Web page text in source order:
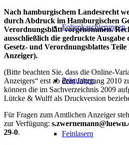
Folienkaschierungen
Prägungen
Feinlasern
Nach hamburgischem Landesrecht
durch Abdruck im Hamburgischen
Verordnungsblatt vorgenommen.
ausschließlich die gedruckte Ausgabe
Gesetz- und Verordnungsblattes
Anzeiger).
(Bitte beachten Sie, dass die Online-
Anzeigers“ erst ab dem Jahrgang 2010
können die im Sachverzeichnis 2009
Lütcke & Wulff als Druckversion
Für Fragen zum Amtlichen Anzeiger
zur Verfügung:
29-0.